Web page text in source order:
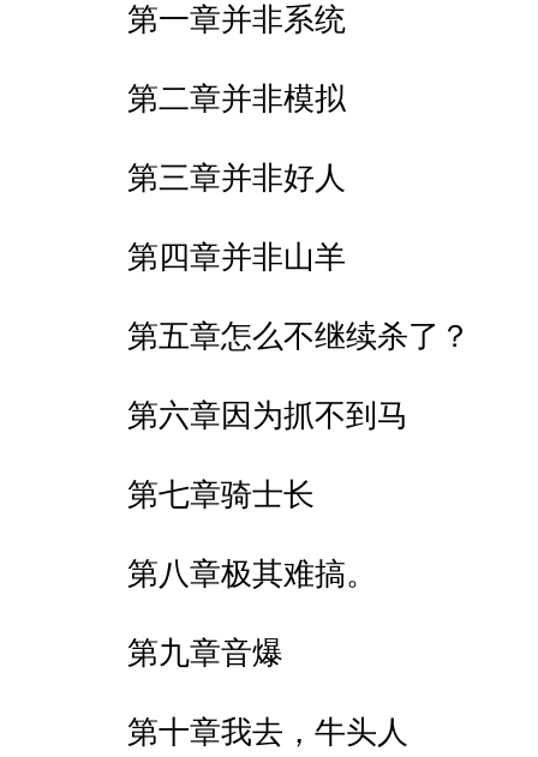
第一章并非系统
第二章并非模拟
第三章并非好人
第四章并非山羊
第五章怎么不继续杀了？
第六章因为抓不到马
第七章骑士长
第八章极其难搞。
第九章音爆
第十章我去，牛头人